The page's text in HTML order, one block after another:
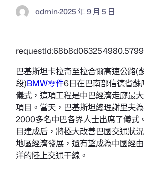
admin·2025 年 9 月 5 日
巴基斯坦卡拉奇至拉合爾高速公路(
段)BMW零件6日在巴南部信德省
儀式，這項工程是中巴經濟走廊最
項目。當天，巴基斯坦總理謝里夫
2000多名中巴各界人士出席了儀式
目建成后，將極大改善巴國交通狀
地區經濟發展，還有望成為中國經
洋的陸上交通干線。